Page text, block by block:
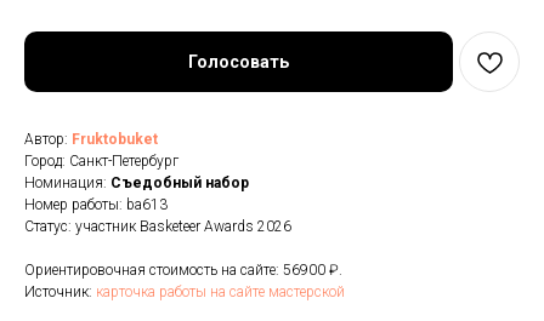
Голосовать
Автор: Fruktobuket
Город: Санкт-Петербург
Номинация: Cъедобный набор
Номер работы: ba613
Статус: участник Basketeer Awards 2026
Ориентировочная стоимость на сайте: 56900 ₽.
Источник: карточка работы на сайте мастерской